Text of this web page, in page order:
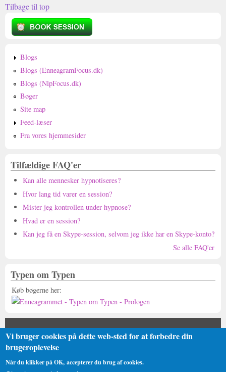
Vi bruger cookies på dette web-sted for at forbedre din
brugeroplevelse
Når du klikker på OK, accepterer du brug af cookies.
Tilbage til top
Blogs
Blogs (EnneagramFocus.dk)
Blogs (NlpFocus.dk)
Bøger
Site map
Feed-læser
Fra vores hjemmesider
Tilfældige FAQ'er
Kan alle mennesker hypnotiseres?
Hvor lang tid varer en session?
Mister jeg kontrollen under hypnose?
Hvad er en session?
Kan jeg få en Skype-session, selvom jeg ikke har en Skype-konto?
Se alle FAQ'er
Typen om Typen
Køb bøgerne her:
Fleksiba Kommunikation